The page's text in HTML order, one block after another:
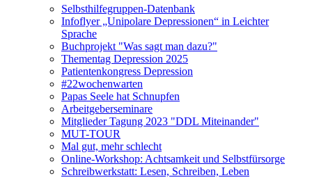
Selbsthilfegruppen-Datenbank
Infoflyer „Unipolare Depressionen“ in Leichter
Sprache
Buchprojekt "Was sagt man dazu?"
Thementag Depression 2025
Patientenkongress Depression
#22wochenwarten
Papas Seele hat Schnupfen
Arbeitgeberseminare
Mitglieder Tagung 2023 "DDL Miteinander"
MUT-TOUR
Mal gut, mehr schlecht
Online-Workshop: Achtsamkeit und Selbstfürsorge
Schreibwerkstatt: Lesen, Schreiben, Leben